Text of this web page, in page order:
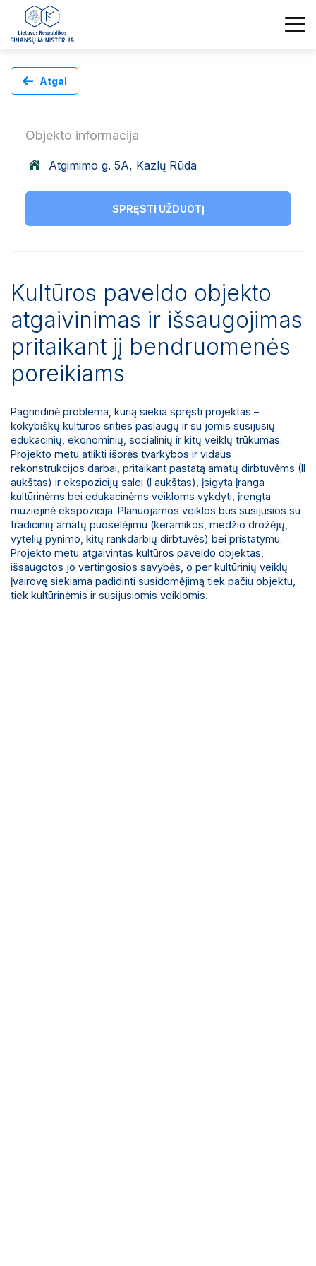
Atgal
Objekto informacija
Atgimimo g. 5A, Kazlų Rūda
SPRĘSTI UŽDUOTĮ
Kultūros paveldo objekto
atgaivinimas ir išsaugojimas
pritaikant jį bendruomenės
poreikiams
Pagrindinė problema, kurią siekia spręsti projektas –
kokybiškų kultūros srities paslaugų ir su jomis susijusių
edukacinių, ekonominių, socialinių ir kitų veiklų trūkumas.
Projekto metu atlikti išorės tvarkybos ir vidaus
rekonstrukcijos darbai, pritaikant pastatą amatų dirbtuvėms (II
aukštas) ir ekspozicijų salei (I aukštas), įsigyta įranga
kultūrinėms bei edukacinėms veikloms vykdyti, įrengta
muziejinė ekspozicija. Planuojamos veiklos bus susijusios su
tradicinių amatų puoselėjimu (keramikos, medžio drožėjų,
vytelių pynimo, kitų rankdarbių dirbtuvės) bei pristatymu.
Projekto metu atgaivintas kultūros paveldo objektas,
išsaugotos jo vertingosios savybės, o per kultūrinių veiklų
įvairovę siekiama padidinti susidomėjimą tiek pačiu objektu,
tiek kultūrinėmis ir susijusiomis veiklomis.